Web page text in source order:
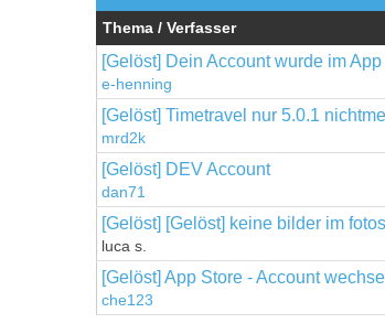
Thema / Verfasser
[Gelöst] Dein Account wurde im
e-henning
[Gelöst] Timetravel nur 5.0.1
mrd2k
[Gelöst] DEV Account
dan71
[Gelöst] [Gelöst] keine bilder im
luca s.
[Gelöst] App Store - Account
che123